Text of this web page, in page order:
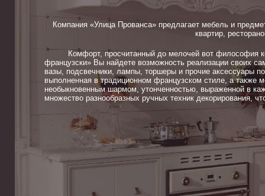
Компания «Улица Прованса» предлагает мебель и
квартир,
Комфорт, просчитанный до мелочей вот философия
французски» Вы найдете возможность реализации своих
вазы, подсвечники, лампы, торшеры и прочие аксессуары
выполненная в традиционном французском стиле, а также
необыкновенным шармом, утонченностью, выраженной в
множество разнообразных ручных техник декорирования,